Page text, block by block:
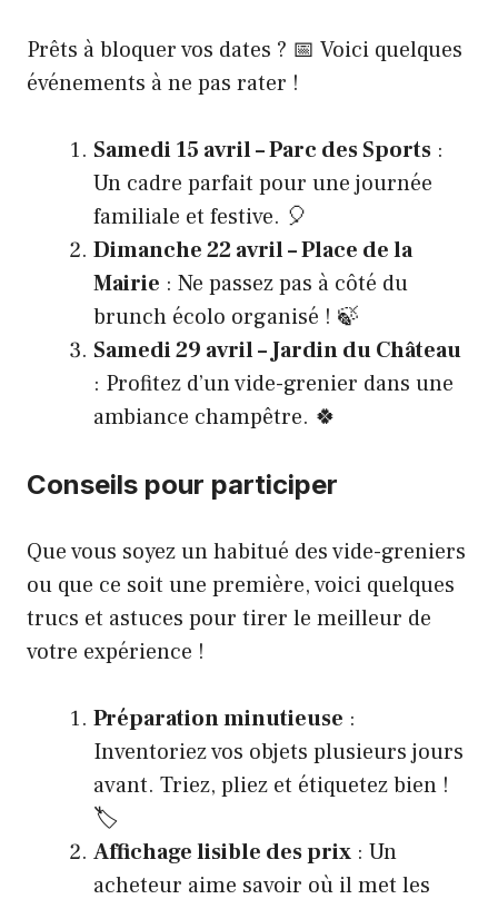
Prêts à bloquer vos dates ? 📅 Voici quelques
événements à ne pas rater !
Samedi 15 avril – Parc des Sports :
Un cadre parfait pour une journée
familiale et festive. 🎈
Dimanche 22 avril – Place de la
Mairie : Ne passez pas à côté du
brunch écolo organisé ! 🍃
Samedi 29 avril – Jardin du Château
: Profitez d’un vide-grenier dans une
ambiance champêtre. 🍀
Conseils pour participer
Que vous soyez un habitué des vide-greniers
ou que ce soit une première, voici quelques
trucs et astuces pour tirer le meilleur de
votre expérience !
Préparation minutieuse :
Inventoriez vos objets plusieurs jours
avant. Triez, pliez et étiquetez bien !
🏷️
Affichage lisible des prix : Un
acheteur aime savoir où il met les